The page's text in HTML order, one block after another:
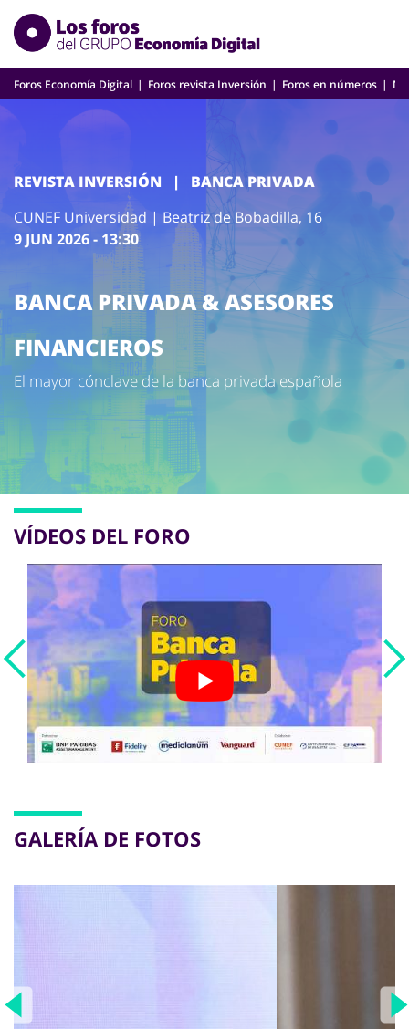
Skip
content
Foros Economía Digital Foros revista Inversión Foros en números
REVISTA INVERSIÓN |
BANCA PRIVADA
CUNEF Universidad | Beatriz de Bobadilla, 16
9 JUN 2026 - 13:30
BANCA PRIVADA & ASESORES
FINANCIEROS
El mayor cónclave de la banca privada española
VÍDEOS DEL FORO
GALERÍA DE FOTOS